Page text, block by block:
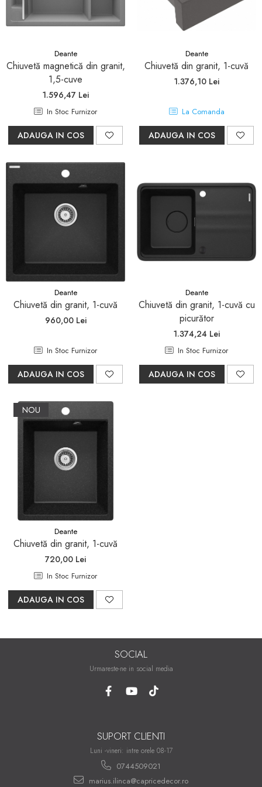
Pare, furtunuri si accesorii
dus
Rezervoare wc
Rezervoare incastrate
Rezervoare aparente
Cadre incastrate
Clapete de actionare
Cabine de dus
Paravane de dus Walk
Cabine simple de dus
Panouri si usi de dus
Cadite de dus
Seturi mobilier baie
Dulapuri baza si blaturi lavoar
Dulapuri cu oglinda
Oglinzi baie, oglinzi
iluminat
Accesorii baie
Seturi de accesorii
Suport periute dinti
Suport hartie igienica
Dozator sapun
Etajere baie
Cuiere si suporti prosop
Cosuri de gunoi
Sifoane, racorduri si ventile
Accesorii diverse
Deante
Chiuvetă magnetică din granit,
1,5-cuve
1.596,47 Lei
In Stoc Furnizor
ADAUGA IN COS
Deante
Chiuvetă din granit, 1-cuvă
1.376,10 Lei
La Comanda
ADAUGA IN COS
Deante
Chiuvetă din granit, 1-cuvă
960,00 Lei
In Stoc Furnizor
ADAUGA IN COS
Deante
Chiuvetă din granit, 1-cuvă cu
picurător
1.374,24 Lei
In Stoc Furnizor
ADAUGA IN COS
NOU
Deante
Chiuvetă din granit, 1-cuvă
720,00 Lei
In Stoc Furnizor
ADAUGA IN COS
SOCIAL
Urmareste-ne in social media
SUPORT CLIENTI
Luni -vineri: intre orele 08-17
0744509021
marius.ilinca@capricedecor.ro